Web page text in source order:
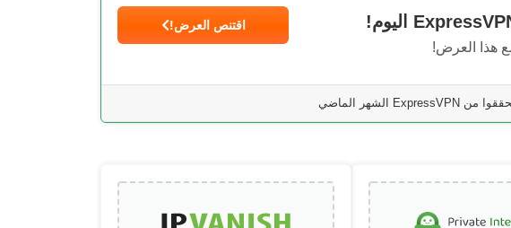
هذا العرض!
اقتنص العرض!